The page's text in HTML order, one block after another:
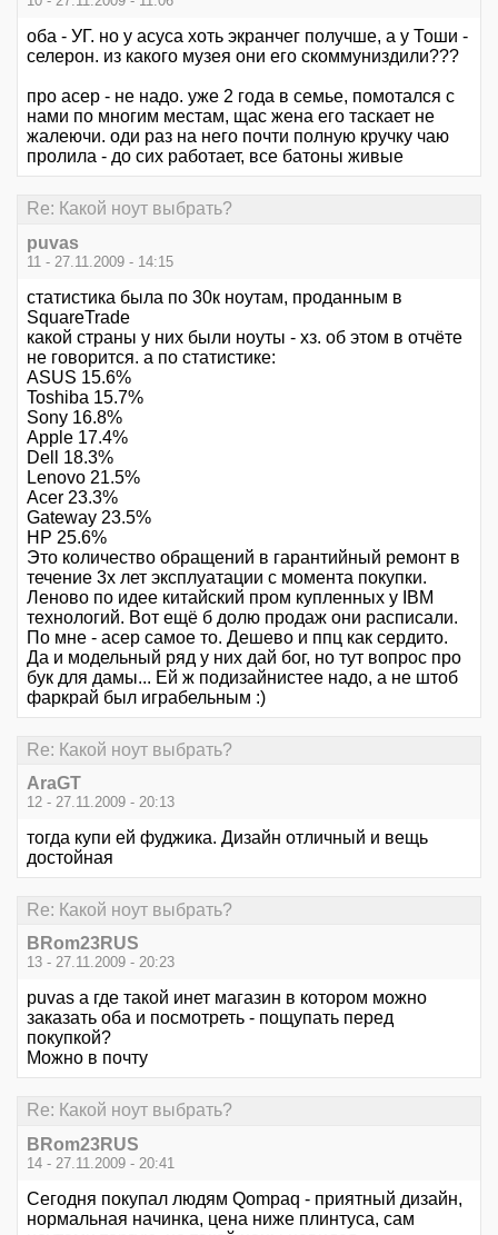
оба - УГ. но у асуса хоть экранчег получше, а у Тоши -
селерон. из какого музея они его скоммуниздили???
про асер - не надо. уже 2 года в семье, помотался с
нами по многим местам, щас жена его таскает не
жалеючи. оди раз на него почти полную кручку чаю
пролила - до сих работает, все батоны живые
Re: Какой ноут выбрать?
puvas
11 - 27.11.2009 - 14:15
статистика была по 30к ноутам, проданным в
SquareTrade
какой страны у них были ноуты - хз. об этом в отчёте
не говорится. а по статистике:
ASUS 15.6%
Toshiba 15.7%
Sony 16.8%
Apple 17.4%
Dell 18.3%
Lenovo 21.5%
Acer 23.3%
Gateway 23.5%
HP 25.6%
Это количество обращений в гарантийный ремонт в
течение 3х лет эксплуатации с момента покупки.
Леново по идее китайский пром купленных у IBM
технологий. Вот ещё б долю продаж они расписали.
По мне - асер самое то. Дешево и ппц как сердито.
Да и модельный ряд у них дай бог, но тут вопрос про
бук для дамы... Ей ж подизайнистее надо, а не штоб
фаркрай был играбельным :)
Re: Какой ноут выбрать?
AraGT
12 - 27.11.2009 - 20:13
тогда купи ей фуджика. Дизайн отличный и вещь
достойная
Re: Какой ноут выбрать?
BRom23RUS
13 - 27.11.2009 - 20:23
puvas а где такой инет магазин в котором можно
заказать оба и посмотреть - пощупать перед
покупкой?
Можно в почту
Re: Какой ноут выбрать?
BRom23RUS
14 - 27.11.2009 - 20:41
Сегодня покупал людям Qompaq - приятный дизайн,
нормальная начинка, цена ниже плинтуса, сам